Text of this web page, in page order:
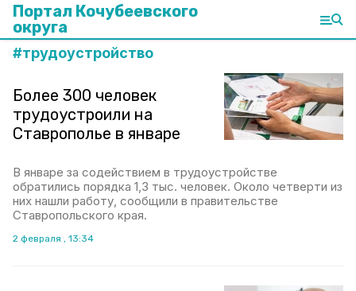
Портал Кочубеевского
округа
#трудоустройство
Более 300 человек
трудоустроили на
Ставрополье в январе
В январе за содействием в трудоустройстве
обратились порядка 1,3 тыс. человек. Около четверти из
них нашли работу, сообщили в правительстве
Ставропольского края.
2 февраля , 13:34